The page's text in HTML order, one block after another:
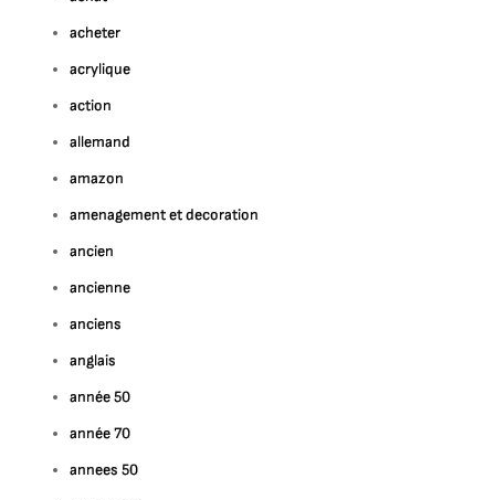
acheter
acrylique
action
allemand
amazon
amenagement et decoration
ancien
ancienne
anciens
anglais
année 50
année 70
annees 50